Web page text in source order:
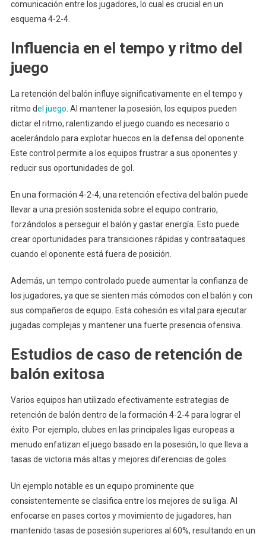
comunicación entre los jugadores, lo cual es crucial en un
esquema 4-2-4.
Influencia en el tempo y ritmo del
juego
La retención del balón influye significativamente en el tempo y
ritmo del juego . Al mantener la posesión, los equipos pueden
dictar el ritmo, ralentizando el juego cuando es necesario o
acelerándolo para explotar huecos en la defensa del oponente.
Este control permite a los equipos frustrar a sus oponentes y
reducir sus oportunidades de gol.
En una formación 4-2-4, una retención efectiva del balón puede
llevar a una presión sostenida sobre el equipo contrario,
forzándolos a perseguir el balón y gastar energía. Esto puede
crear oportunidades para transiciones rápidas y contraataques
cuando el oponente está fuera de posición.
Además, un tempo controlado puede aumentar la confianza de
los jugadores, ya que se sienten más cómodos con el balón y con
sus compañeros de equipo. Esta cohesión es vital para ejecutar
jugadas complejas y mantener una fuerte presencia ofensiva.
Estudios de caso de retención de
balón exitosa
Varios equipos han utilizado efectivamente estrategias de
retención de balón dentro de la formación 4-2-4 para lograr el
éxito. Por ejemplo, clubes en las principales ligas europeas a
menudo enfatizan el juego basado en la posesión, lo que lleva a
tasas de victoria más altas y mejores diferencias de goles.
Un ejemplo notable es un equipo prominente que
consistentemente se clasifica entre los mejores de su liga. Al
enfocarse en pases cortos y movimiento de jugadores, han
mantenido tasas de posesión superiores al 60%, resultando en un